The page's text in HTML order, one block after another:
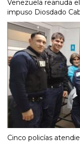
Venezuela reanuda
impuso Diosdado
Cinco policías